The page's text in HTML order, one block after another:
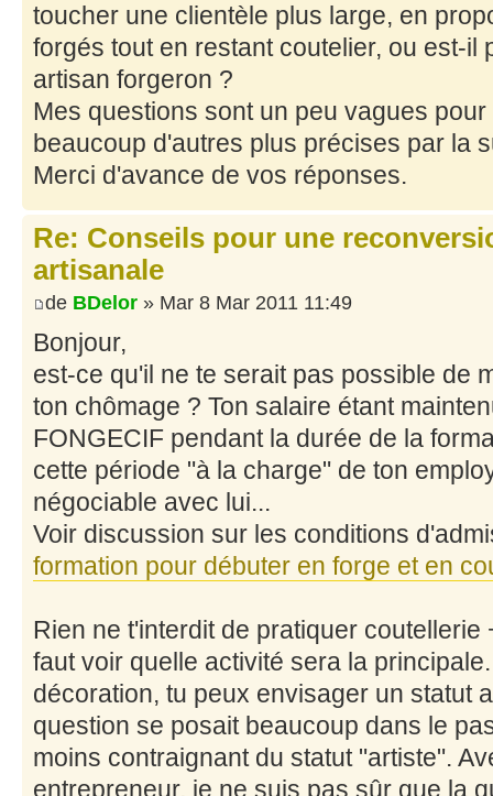
toucher une clientèle plus large, en
forgés tout en restant coutelier, ou est-il
artisan forgeron ?
Mes questions sont un peu vagues
beaucoup d'autres plus précises par la
Merci d'avance de vos réponses.
Re: Conseils pour une
artisanale
de BDelor » Mar 8 Mar 2011 11:49
Bonjour,
est-ce qu'il ne te serait pas possible de
ton chômage ? Ton salaire étant
FONGECIF pendant la durée de la
cette période "à la charge" de ton
négociable avec lui...
Voir discussion sur les conditions
formation pour débuter en forge et en
Rien ne t'interdit de pratiquer
faut voir quelle activité sera la
décoration, tu peux envisager un statut
question se posait beaucoup dans le
moins contraignant du statut "artiste".
entrepreneur, je ne suis pas sûr que la